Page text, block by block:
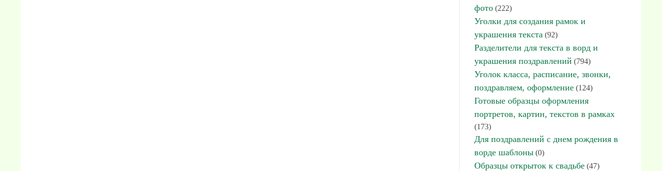
фото (222)
Уголки для создания рамок и
украшения текста (92)
Разделители для текста в ворд и
украшения поздравлений (794)
Уголок класса, расписание, звонки,
поздравляем, оформление (124)
Готовые образцы оформления
портретов, картин, текстов в рамках
(173)
Для поздравлений с днем рождения в
ворде шаблоны (0)
Образцы открыток к свадьбе (47)